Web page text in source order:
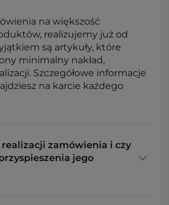
na większość
realizujemy już od
są artykuły, które
minimalny nakład,
Szczegółowe informacje
na karcie każdego
zamówienia i czy
jego